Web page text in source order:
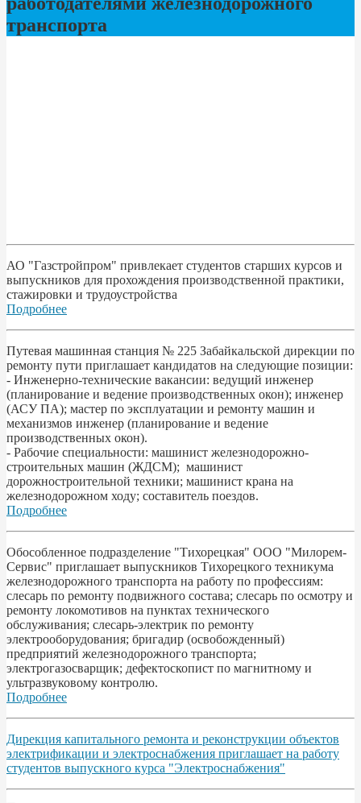
транспорта
АО "Газстройпром" привлекает студентов старших курсов и
выпускников для прохождения производственной практики,
стажировки и трудоустройства
Подробнее
Путевая машинная станция № 225 Забайкальской дирекции по
ремонту пути приглашает кандидатов на следующие позиции:
- Инженерно-технические вакансии: ведущий инженер
(планирование и ведение производственных окон); инженер
(АСУ ПА); мастер по эксплуатации и ремонту машин и
механизмов инженер (планирование и ведение
производственных окон).
- Рабочие специальности: машинист железнодорожно-
строительных машин (ЖДСМ); машинист
дорожностроительной техники; машинист крана на
железнодорожном ходу; составитель поездов.
Подробнее
Обособленное подразделение "Тихорецкая" ООО "Милорем-
Сервис" приглашает выпускников Тихорецкого техникума
железнодорожного транспорта на работу по профессиям:
слесарь по ремонту подвижного состава; слесарь по осмотру и
ремонту локомотивов на пунктах технического
обслуживания; слесарь-электрик по ремонту
электрооборудования; бригадир (освобожденный)
предприятий железнодорожного транспорта;
электрогазосварщик; дефектоскопист по магнитному и
ультразвуковому контролю.
Подробнее
Дирекция капитального ремонта и реконструкции объектов
электрификации и электроснабжения приглашает на работу
студентов выпускного курса "Электроснабжения"